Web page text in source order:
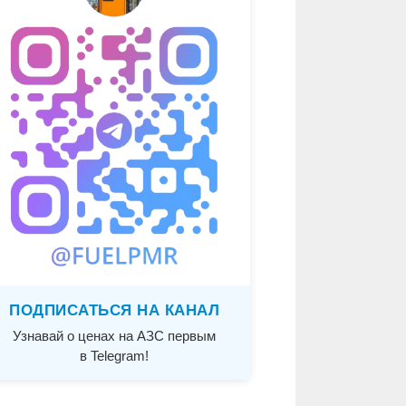
ПОДПИСАТЬСЯ НА КАНАЛ
Узнавай о ценах на АЗС первым
в Telegram!